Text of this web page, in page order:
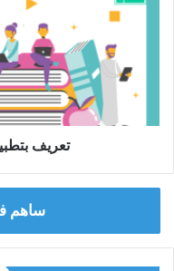
المصحف
تعريف
ساهم